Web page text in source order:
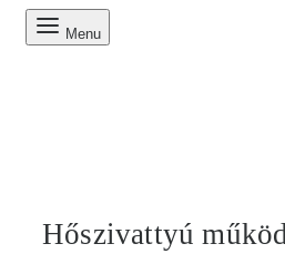
Menu
Hőszivattyú